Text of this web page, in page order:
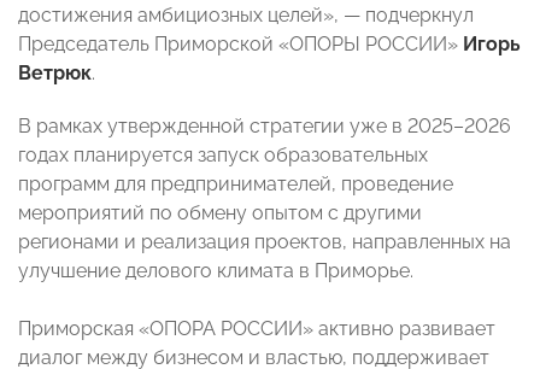
достижения амбициозных целей», — подчеркнул
Председатель Приморской «ОПОРЫ РОССИИ» Игорь
Ветрюк.
В рамках утвержденной стратегии уже в 2025–2026
годах планируется запуск образовательных
программ для предпринимателей, проведение
мероприятий по обмену опытом с другими
регионами и реализация проектов, направленных на
улучшение делового климата в Приморье.
Приморская «ОПОРА РОССИИ» активно развивает
диалог между бизнесом и властью, поддерживает